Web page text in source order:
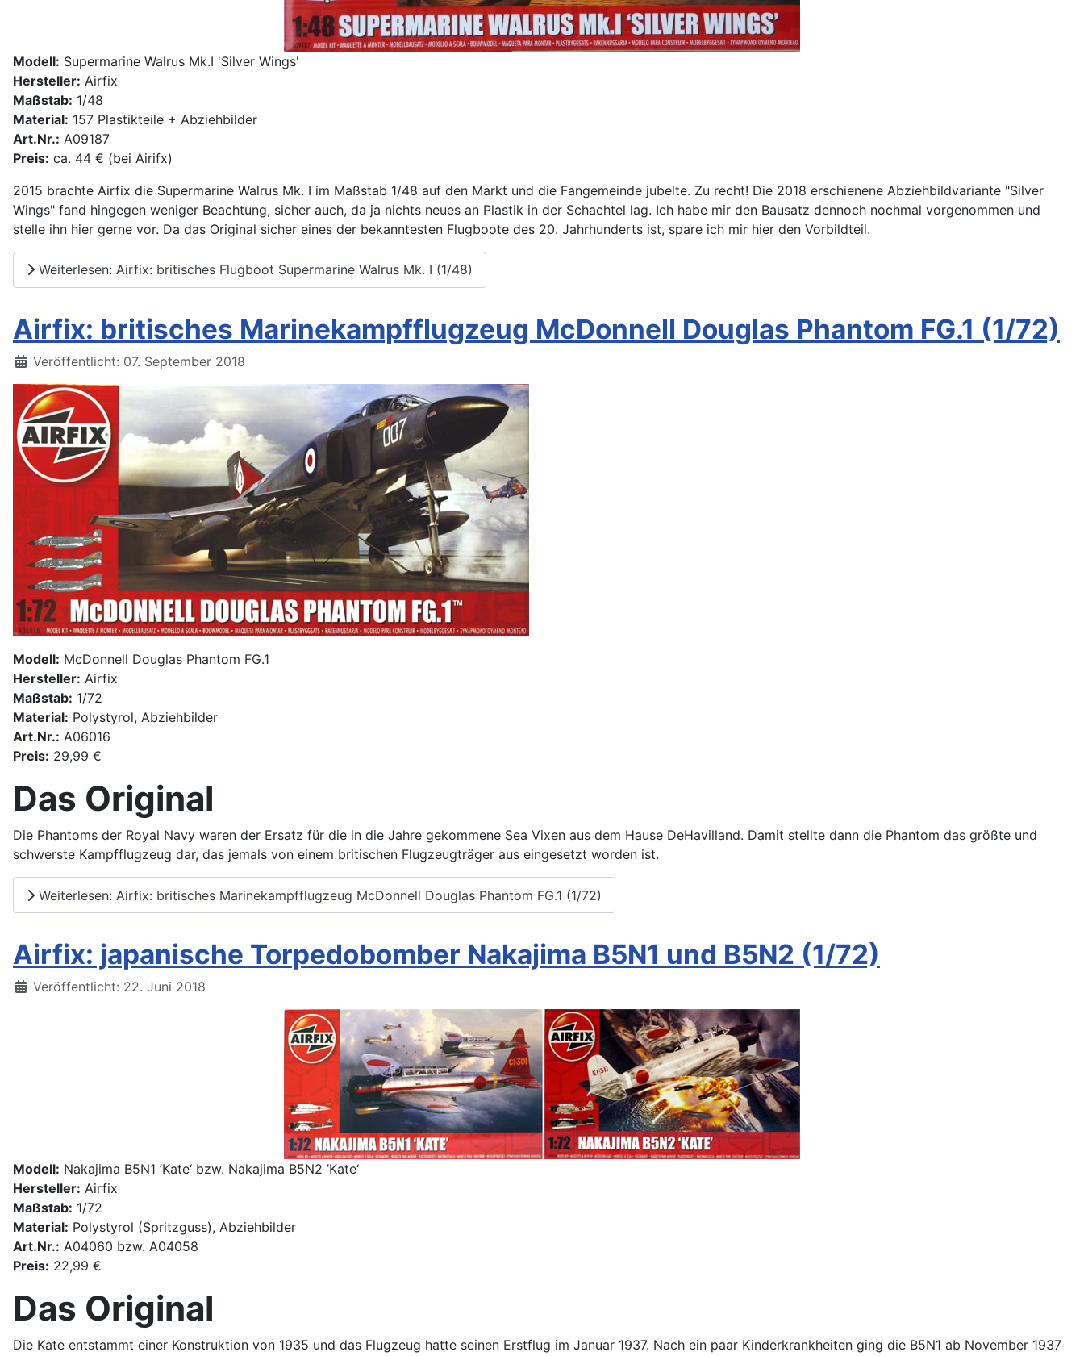
Modell: Supermarine Walrus Mk.I 'Silver Wings'
Hersteller: Airfix
Maßstab: 1/48
Material: 157 Plastikteile + Abziehbilder
Art.Nr.: A09187
Preis: ca. 44 € (bei Airifx)
2015 brachte Airfix die Supermarine Walrus Mk. I im Maßstab 1/48 auf den Markt und die Fangemeinde jubelte. Zu recht! Die 2018 erschienene Abziehbildvariante "Silver
Wings" fand hingegen weniger Beachtung, sicher auch, da ja nichts neues an Plastik in der Schachtel lag. Ich habe mir den Bausatz dennoch nochmal vorgenommen und
stelle ihn hier gerne vor. Da das Original sicher eines der bekanntesten Flugboote des 20. Jahrhunderts ist, spare ich mir hier den Vorbildteil.
Weiterlesen: Airfix: britisches Flugboot Supermarine Walrus Mk. I (1/48)
Airfix: britisches Marinekampfflugzeug McDonnell Douglas Phantom FG.1 (1/72)
Details
Veröffentlicht: 07. September 2018
Modell: McDonnell Douglas Phantom FG.1
Hersteller: Airfix
Maßstab: 1/72
Material: Polystyrol, Abziehbilder
Art.Nr.: A06016
Preis: 29,99 €
Das Original
Die Phantoms der Royal Navy waren der Ersatz für die in die Jahre gekommene Sea Vixen aus dem Hause DeHavilland. Damit stellte dann die Phantom das größte und
schwerste Kampfflugzeug dar, das jemals von einem britischen Flugzeugträger aus eingesetzt worden ist.
Weiterlesen: Airfix: britisches Marinekampfflugzeug McDonnell Douglas Phantom FG.1 (1/72)
Airfix: japanische Torpedobomber Nakajima B5N1 und B5N2 (1/72)
Details
Veröffentlicht: 22. Juni 2018
Modell: Nakajima B5N1 ’Kate‘ bzw. Nakajima B5N2 ’Kate‘
Hersteller: Airfix
Maßstab: 1/72
Material: Polystyrol (Spritzguss), Abziehbilder
Art.Nr.: A04060 bzw. A04058
Preis: 22,99 €
Das Original
Die Kate entstammt einer Konstruktion von 1935 und das Flugzeug hatte seinen Erstflug im Januar 1937. Nach ein paar Kinderkrankheiten ging die B5N1 ab November 1937